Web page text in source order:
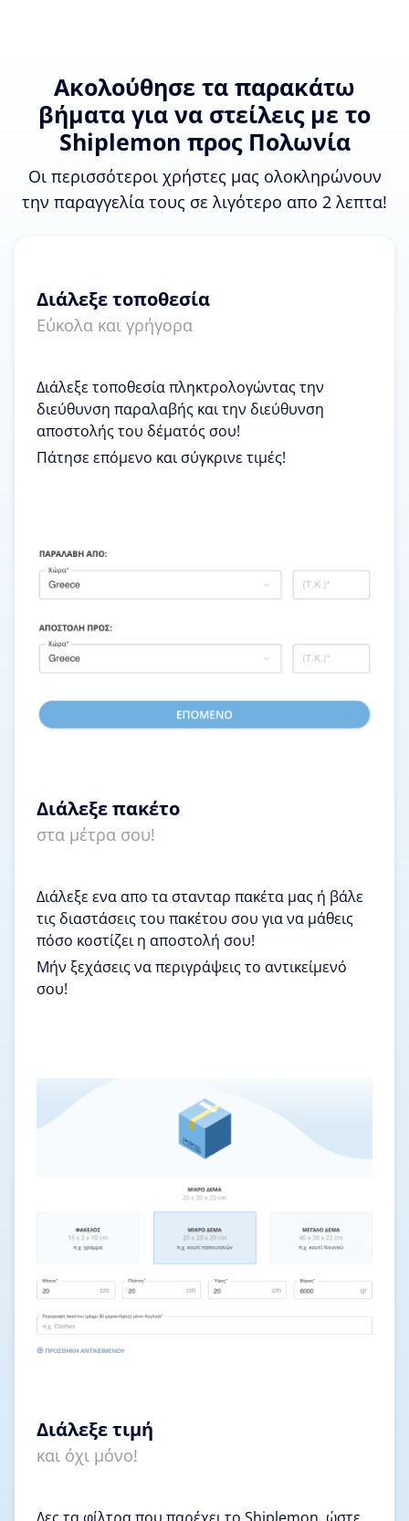
Ακολούθησε τα παρακάτω
βήματα για να στείλεις με το
Shiplemon προς Πολωνία
Οι περισσότεροι χρήστες μας ολοκληρώνουν
την παραγγελία τους σε λιγότερο απο 2 λεπτα!
Διάλεξε τοποθεσία
Εύκολα και γρήγορα
Διάλεξε τοποθεσία πληκτρολογώντας την
διεύθυνση παραλαβής και την διεύθυνση
αποστολής του δέματός σου!
Πάτησε επόμενο και σύγκρινε τιμές!
Διάλεξε πακέτο
στα μέτρα σου!
Διάλεξε ενα απο τα στανταρ πακέτα μας ή βάλε
τις διαστάσεις του πακέτου σου για να μάθεις
πόσο κοστίζει η αποστολή σου!
Μήν ξεχάσεις να περιγράψεις το αντικείμενό
σου!
Διάλεξε τιμή
και όχι μόνο!